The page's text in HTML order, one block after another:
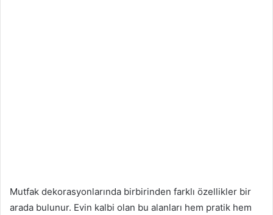
Mutfak dekorasyonlarında birbirinden farklı özellikler bir
arada bulunur. Evin kalbi olan bu alanları hem pratik hem